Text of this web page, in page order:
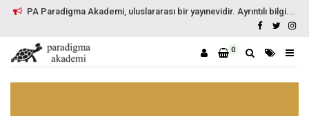
PA Paradigma Akademi, uluslararası bir yayınevidir. Ayrıntılı bilgi...
0